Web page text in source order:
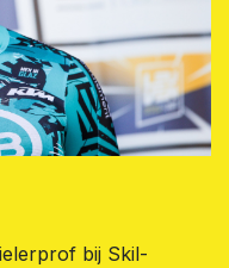
bij Skil-